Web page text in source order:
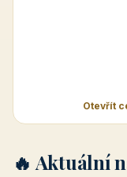
Otevřít
🔥 Aktuální